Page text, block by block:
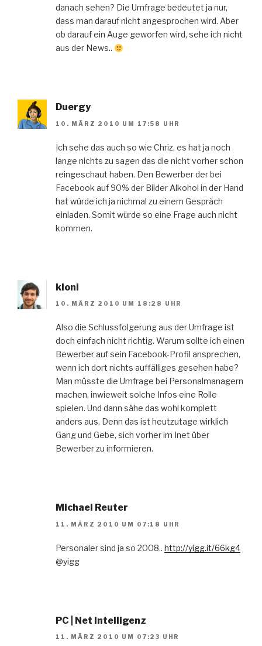
danach sehen? Die Umfrage bedeutet ja nur,
dass man darauf nicht angesprochen wird. Aber
ob darauf ein Auge geworfen wird, sehe ich nicht
aus der News..
Duergy
10. MÄRZ 2010 UM 17:58 UHR
Ich sehe das auch so wie Chriz, es hat ja noch
lange nichts zu sagen das die nicht vorher schon
reingeschaut haben. Den Bewerber der bei
Facebook auf 90% der Bilder Alkohol in der Hand
hat würde ich ja nichmal zu einem Gespräch
einladen. Somit würde so eine Frage auch nicht
kommen.
kloni
10. MÄRZ 2010 UM 18:28 UHR
Also die Schlussfolgerung aus der Umfrage ist
doch einfach nicht richtig. Warum sollte ich einen
Bewerber auf sein Facebook-Profil ansprechen,
wenn ich dort nichts auffälliges gesehen habe?
Man müsste die Umfrage bei Personalmanagern
machen, inwieweit solche Infos eine Rolle
spielen. Und dann sähe das wohl komplett
anders aus. Denn das ist heutzutage wirklich
Gang und Gebe, sich vorher im Inet über
Bewerber zu informieren.
Michael Reuter
11. MÄRZ 2010 UM 07:18 UHR
Personaler sind ja so 2008.. http://yigg.it/66kg4
@yigg
PC | Net Intelligenz
11. MÄRZ 2010 UM 07:23 UHR